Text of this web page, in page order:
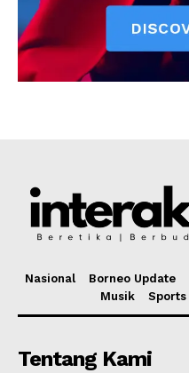
Nasional Borneo Update
Musik
Sports
Tentang Kami